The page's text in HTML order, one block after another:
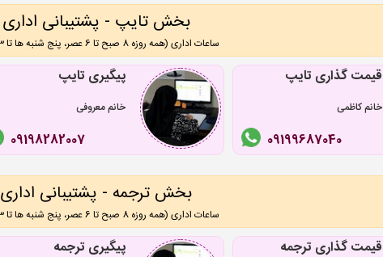
بخش تایپ - پشتیبانی اداری
ساعات اداری (همه روزه 8 صبح تا 6 عصر، پنج شنبه ها تا 3 عصر )
قیمت گذاری تایپ
خانم کاظمی
09199687040
پیگیری تایپ
خانم معروفی
09198282007
بخش ترجمه - پشتیبانی اداری
ساعات اداری (همه روزه 8 صبح تا 6 عصر، پنج شنبه ها تا 3 عصر )
قیمت گذاری ترجمه پیگیری ترجمه